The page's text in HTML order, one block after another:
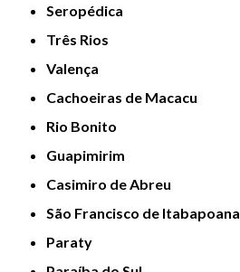
Seropédica
Três Rios
Valença
Cachoeiras de Macacu
Rio Bonito
Guapimirim
Casimiro de Abreu
São Francisco de Itabapoana
Paraty